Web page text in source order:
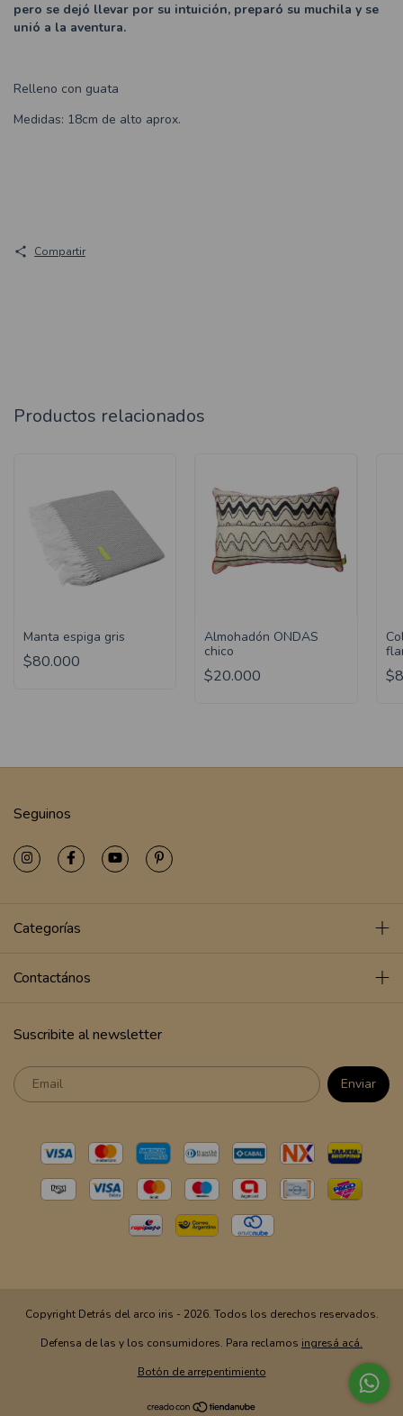
pero se dejó llevar por su intuición, preparó su muchila y se
unió a la aventura.
Relleno con guata
Medidas: 18cm de alto aprox.
Compartir
Productos relacionados
Manta espiga gris
$80.000
Almohadón ONDAS
chico
$20.000
Seguinos
Categorías
Contactános
Suscribite al newsletter
Copyright Detrás del arco iris - 2026. Todos los derechos reservados.
Defensa de las y los consumidores. Para reclamos ingresá acá.
Botón de arrepentimiento